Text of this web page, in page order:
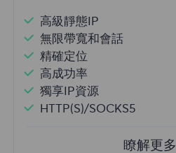
高級靜態IP
無限帶寬和會話
精確定位
高成功率
獨享IP資源
HTTP(S)/SOCKS5
瞭解更多